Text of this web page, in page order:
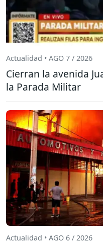
Actualidad • AGO 7 / 2026
Cierran la avenida
la Parada Militar
Actualidad • AGO 6 / 2026